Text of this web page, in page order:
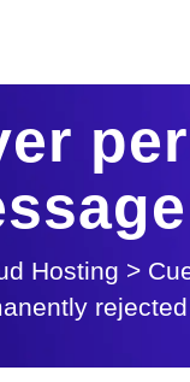
Hosting >